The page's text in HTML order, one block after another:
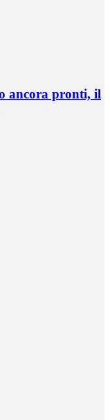
ancora pronti, il